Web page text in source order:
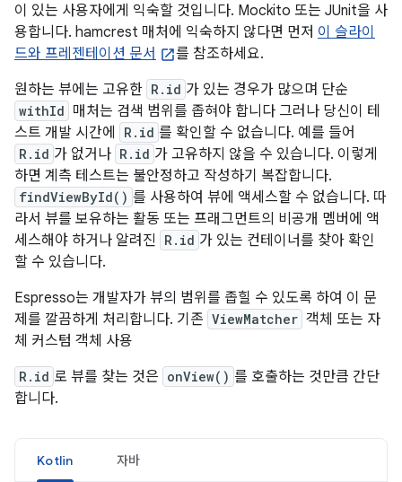
이 있는 사용자에게 익숙할 것입니다. Mockito 또는 JUnit을 사
용합니다. hamcrest 매처에 익숙하지 않다면 먼저 이 슬라이
드와 프레젠테이션 문서
를 참조하세요.
원하는 뷰에는 고유한 R.id 가 있는 경우가 많으며 단순
withId 매처는 검색 범위를 좁혀야 합니다 그러나 당신이 테
스트 개발 시간에
R.id 를 확인할 수 없습니다. 예를 들어
R.id 가 없거나 R.id 가 고유하지 않을 수 있습니다. 이렇게
하면 계측 테스트는 불안정하고 작성하기 복잡합니다.
findViewById() 를 사용하여 뷰에 액세스할 수 없습니다. 따
라서 뷰를 보유하는 활동 또는 프래그먼트의 비공개 멤버에 액
세스해야 하거나 알려진 R.id 가 있는 컨테이너를 찾아 확인
할 수 있습니다.
Espresso는 개발자가 뷰의 범위를 좁힐 수 있도록 하여 이 문
제를 깔끔하게 처리합니다. 기존 ViewMatcher 객체 또는 자
체 커스텀 객체 사용
R.id 로 뷰를 찾는 것은 onView() 를 호출하는 것만큼 간단
합니다.
Kotlin 자바